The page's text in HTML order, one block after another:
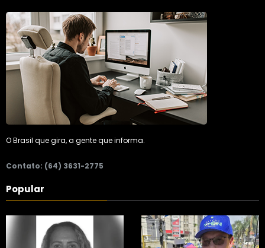
O Brasil que gira, a gente que informa.
Contato: (64) 3631-2775
Popular